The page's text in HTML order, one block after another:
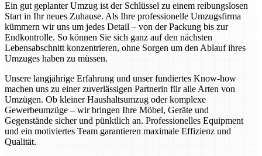
Ein gut geplanter Umzug ist der Schlüssel zu einem reibungslosen
Start in Ihr neues Zuhause. Als Ihre professionelle Umzugsfirma
kümmern wir uns um jedes Detail – von der Packung bis zur
Endkontrolle. So können Sie sich ganz auf den nächsten
Lebensabschnitt konzentrieren, ohne Sorgen um den Ablauf ihres
Umzuges haben zu müssen.
Unsere langjährige Erfahrung und unser fundiertes Know-how
machen uns zu einer zuverlässigen Partnerin für alle Arten von
Umzügen. Ob kleiner Haushaltsumzug oder komplexe
Gewerbeumzüge – wir bringen Ihre Möbel, Geräte und
Gegenstände sicher und pünktlich an. Professionelles Equipment
und ein motiviertes Team garantieren maximale Effizienz und
Qualität.